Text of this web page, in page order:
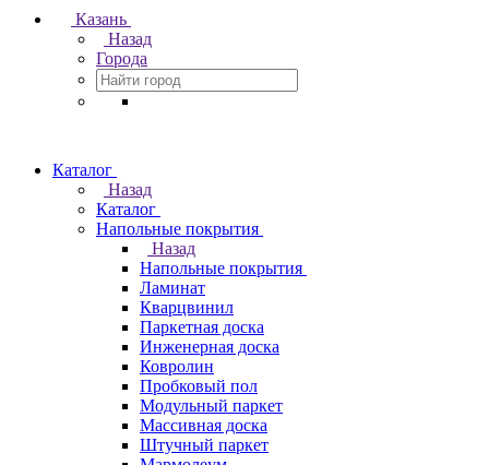
Казань
Назад
Города
Каталог
Назад
Каталог
Напольные покрытия
Назад
Напольные покрытия
Ламинат
Кварцвинил
Паркетная доска
Инженерная доска
Ковролин
Пробковый пол
Модульный паркет
Массивная доска
Штучный паркет